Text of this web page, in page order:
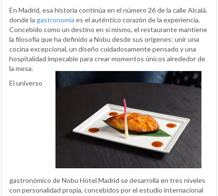
En Madrid, esa historia continúa en el número 26 de la calle Alcalá,
donde la gastronomía es el auténtico corazón de la experiencia.
Concebido como un destino en sí mismo, el restaurante mantiene
la filosofía que ha definido a Nobu desde sus orígenes: unir una
cocina excepcional, un diseño cuidadosamente pensado y una
hospitalidad impecable para crear momentos únicos alrededor de
la mesa.
El universo
gastronómico de Nobu Hotel Madrid se desarrolla en tres niveles
con personalidad propia, concebidos por el estudio internacional